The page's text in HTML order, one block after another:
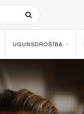
UGUNSDROŠĪBA